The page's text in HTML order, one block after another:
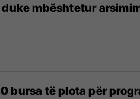
mbështetur
bursa të plota për